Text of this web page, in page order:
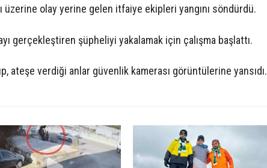
üzerine olay yerine gelen itfaiye ekipleri yangını söndürdü.
gerçekleştiren şüpheliyi yakalamak için çalışma başlattı.
ateşe verdiği anlar güvenlik kamerası görüntülerine yansıdı.